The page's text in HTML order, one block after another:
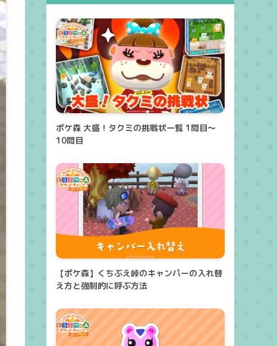
ポケ森 大盛！タクミの挑戦状一覧 1問目～
10問目
【ポケ森】くちぶえ峠のキャンパーの入れ替
え方と強制的に呼ぶ方法